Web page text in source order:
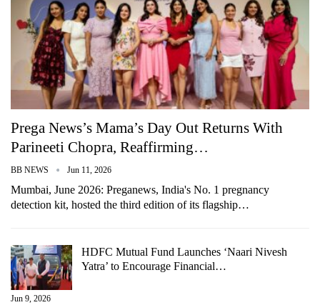
Prega News’s Mama’s Day Out Returns With
Parineeti Chopra, Reaffirming…
BB NEWS Jun 11, 2026
Mumbai, June 2026: Preganews, India's No. 1 pregnancy
detection kit, hosted the third edition of its flagship…
HDFC Mutual Fund Launches ‘Naari Nivesh
Yatra’ to Encourage Financial…
Jun 9, 2026